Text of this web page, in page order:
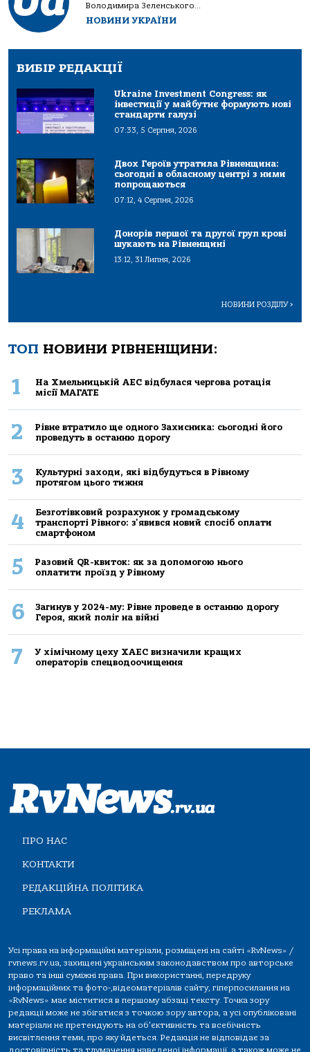
Володимира Зеленського...
НОВИНИ УКРАЇНИ
ВИБІР РЕДАКЦІЇ
Ukraine Investment Congress: як
інвестиції у майбутнє формують нові
стандарти галузі
07:33, 5 Серпня, 2026
Двох Героїв утратила Рівненщина:
сьогодні в обласному центрі з ними
попрощаються
07:12, 4 Серпня, 2026
Донорів першої та другої груп крові
шукають на Рівненщині
13:12, 31 Липня, 2026
НОВИНИ РОЗДІЛУ>
ТОП НОВИНИ РІВНЕНЩИНИ:
1
На Хмельницькій АЕС відбулася чергова ротація
місії МАГАТЕ
2
Рівне втратило ще одного Захисника: сьогодні його
проведуть в останню дорогу
3
Культурні заходи, які відбудуться в Рівному
протягом цього тижня
4
Безготівковий розрахунок у громадському
транспорті Рівного: з'явився новий спосіб оплати
смартфоном
5
Разовий QR-квиток: як за допомогою нього
оплатити проїзд у Рівному
6
Загинув у 2024-му: Рівне проведе в останню дорогу
Героя, який поліг на війні
7
У хімічному цеху ХАЕС визначили кращих
операторів спецводоочищення
ПРО НАС
КОНТАКТИ
РЕДАКЦІЙНА ПОЛІТИКА
РЕКЛАМА
Усі права на інформаційні матеріали, розміщені на сайті «RvNews» /
rvnews.rv.ua, захищені українським законодавством про авторське
право та інші суміжні права. При використанні, передруку
інформаційних та фото-,відеоматеріалів сайту, гіперпосилання на
«RvNews» має міститися в першому абзаці тексту. Точка зору
редакції може не збігатися з точкою зору автора, а усі опубліковані
матеріали не претендують на об'єктивність та всебічність
висвітлення теми, про яку йдеться. Редакція не відповідає за